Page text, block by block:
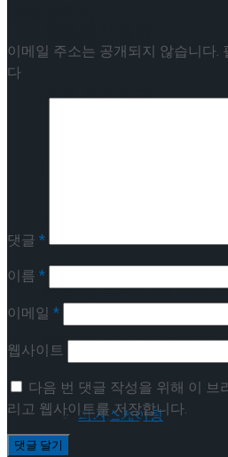
프리 스케이팅 경기 결과
Trending Tags
피겨스케이팅
2026 ISU 피겨 JGP 파
이팅 경기 결과
[현장스케치] 김민송-문
최진아, 2026 ISU 피겨
프리 스케이팅 경기 결과
Trending Tags
이메일 주소는 공개되지 않습니다.
다
댓글 *
이름 *
이메일 *
웹사이트
다음 번 댓글 작성을 위해 이 브
리고 웹사이트를 저장합니다.